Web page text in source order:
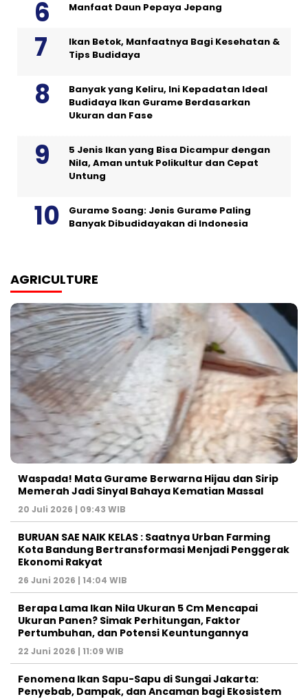
Manfaat Daun Pepaya Jepang
Ikan Betok, Manfaatnya Bagi Kesehatan &
Tips Budidaya
Banyak yang Keliru, Ini Kepadatan Ideal
Budidaya Ikan Gurame Berdasarkan
Ukuran dan Fase
5 Jenis Ikan yang Bisa Dicampur dengan
Nila, Aman untuk Polikultur dan Cepat
Untung
Gurame Soang: Jenis Gurame Paling
Banyak Dibudidayakan di Indonesia
AGRICULTURE
Waspada! Mata Gurame Berwarna Hijau dan Sirip
Memerah Jadi Sinyal Bahaya Kematian Massal
20 Juli 2026 | 09:43 WIB
BURUAN SAE NAIK KELAS : Saatnya Urban Farming
Kota Bandung Bertransformasi Menjadi Penggerak
Ekonomi Rakyat
26 Juni 2026 | 14:04 WIB
Berapa Lama Ikan Nila Ukuran 5 Cm Mencapai
Ukuran Panen? Simak Perhitungan, Faktor
Pertumbuhan, dan Potensi Keuntungannya
22 Juni 2026 | 11:09 WIB
Fenomena Ikan Sapu-Sapu di Sungai Jakarta:
Penyebab, Dampak, dan Ancaman bagi Ekosistem